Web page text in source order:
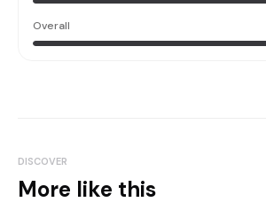
Overall
DISCOVER
More like this